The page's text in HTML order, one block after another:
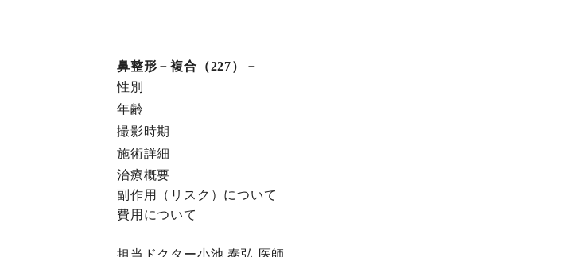
鼻整形－複合（227）－
性別
年齢
撮影時期
施術詳細
治療概要
副作⽤（リスク）について
費⽤について
担当ドクター小池 泰弘 医師